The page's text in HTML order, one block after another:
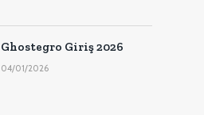
Ghostegro Giriş 2026
04/01/2026